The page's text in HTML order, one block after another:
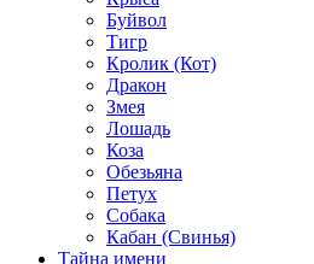
Буйвол
Тигр
Кролик (Кот)
Дракон
Змея
Лошадь
Коза
Обезьяна
Петух
Собака
Кабан (Свинья)
Тайна имени